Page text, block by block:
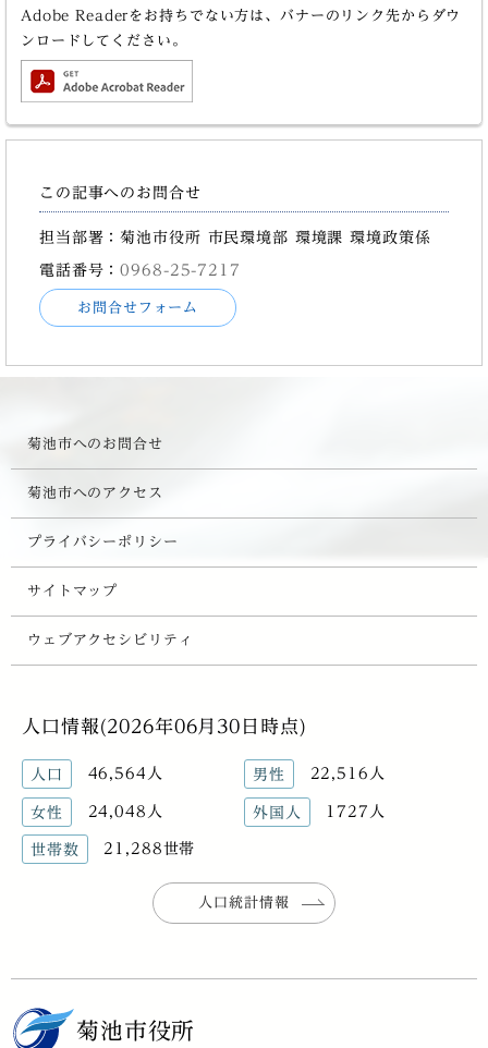
Adobe Readerをお持ちでない方は、バナーのリンク先からダウ
ンロードしてください。
この記事へのお問合せ
担当部署：菊池市役所 市民環境部 環境課 環境政策係
電話番号：0968-25-7217
お問合せフォーム
菊池市へのお問合せ
菊池市へのアクセス
プライバシーポリシー
サイトマップ
ウェブアクセシビリティ
人口情報(2026年06月30日時点)
人口 46,564人 男性 22,516人
女性 24,048人 外国人 1727人
世帯数 21,288世帯
人口統計情報
菊池市役所